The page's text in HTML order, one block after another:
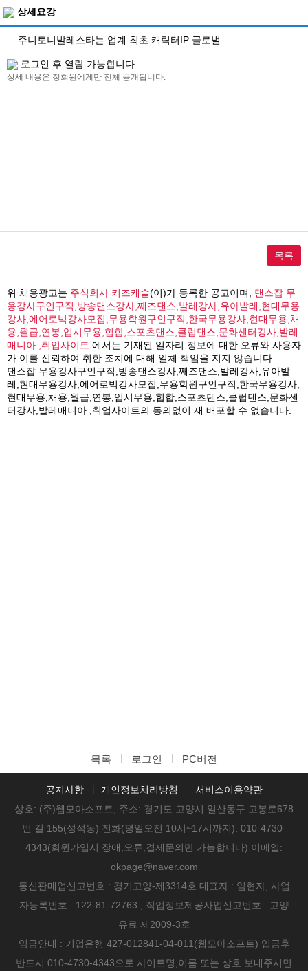
상세요강
주니토니발레스타는 업계 최초 캐릭터IP 글로벌 ...
로그인 후 열람 가능합니다.
상세 내용은 정회원에게만 전체 공개됩니다.
목록
위 채용광고는 주식회사 키즈캐슬(이)가 등록한 공고이며, 댄스잡 무
용강사구인구직,방송댄스강사,째즈댄스,발레강사,유아발레,현대무용
강사,에어로빅강사모집,무용학원구인구직,한국무용강사,현대무용,채
용,월급,연봉,입시무용,힙합,스포츠댄스,클럽댄스,문화센터강사,발레
매니아 ,취업사이트 에서는 기재된 일자리 정보에 대한 오류와 사용자
가 이를 신뢰하여 취한 조치에 대해 일체 책임을 지지 않습니다.
댄스잡 무용강사구인구직,방송댄스강사,째즈댄스,발레강사,유아발
레,현대무용강사,에어로빅강사모집,무용학원구인구직,한국무용강사,
현대무용,채용,월급,연봉,입시무용,힙합,스포츠댄스,클럽댄스,문화센
터강사,발레매니아 ,취업사이트의 동의없이 재 배포할 수 없습니다.
목록 로그인 PC버전
공지사항 개인정보처리방침
서비스이용약관
상호: (주)웹모아소프트, 주소: 경기도 고양시 일산동구 고봉로678
번 길 155(성석동) 전화(평일오전 10시~17시까지): 010-4730-
4343(회원가입시 장애,오류,결제문의만 가능합니다) 이메일:
okpage@naver.com
통신판매업신고번호 : 경기고양-제3314호 대표자 : 임현자, 사업
자등록번호 : 122-81-72763 , 직업정보제공사업신고번호 : 고양
유료 제2009-3호
임금안내 : 기업은행 427-012841-04-011(웹모아소프트) 입금후
반드시 010-4730-4343으로 사이트명,이름 또는 상호 보내주시면